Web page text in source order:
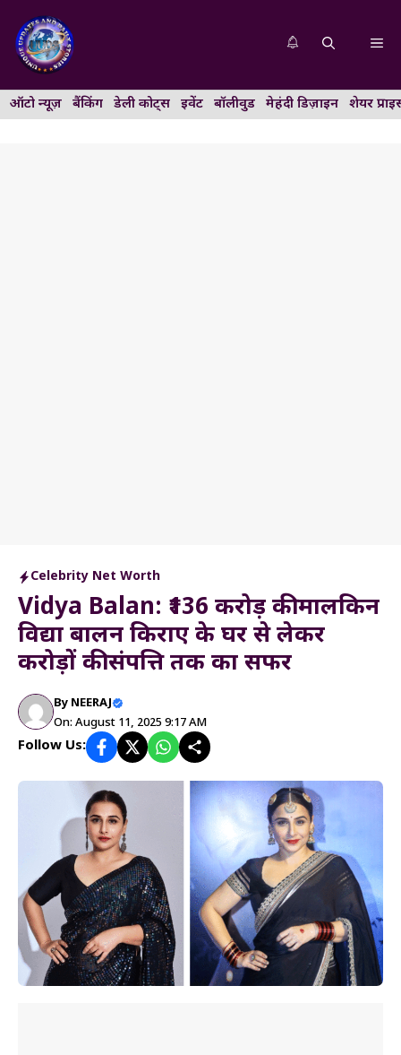
content
ऑटो न्यूज़ बैंकिंग डेली कोट्स इवेंट बॉलीवुड मेहंदी डिज़ाइन शेयर
Celebrity Net Worth
Vidya Balan: ₹136 करोड़ की मालकिन
विद्या बालन किराए के घर से लेकर
करोड़ों की संपत्ति तक का सफर
By NEERAJ
On: August 11, 2025 9:17 AM
Follow Us: